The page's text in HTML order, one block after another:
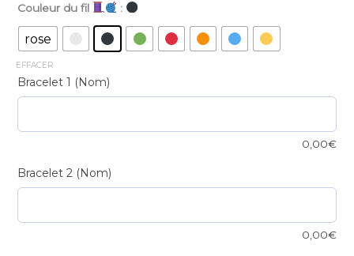
Couleur du fil :
rose
EFFACER
Bracelet 1 (Nom)
0,00€
Bracelet 2 (Nom)
0,00€
rasta
perles
noires